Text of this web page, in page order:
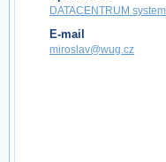
DATACENTRUM
E-mail
miroslav@wug.cz